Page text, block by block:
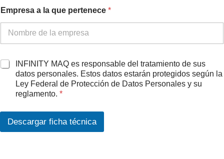
e
l
n
o
Empresa a la que pertenece *
A
d
R
INFINITY MAQ es responsable del tratamiento de sus
datos personales. Estos datos estarán protegidos según la
Ley Federal de Protección de Datos Personales y su
reglamento. *
Descargar ficha técnica